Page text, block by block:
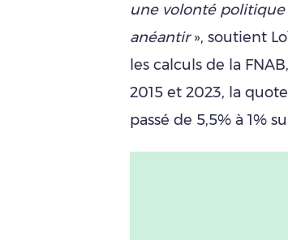
une volonté
anéantir», soutient
les calculs de la
2015 et 2023, la
passé de 5,5% à 1%